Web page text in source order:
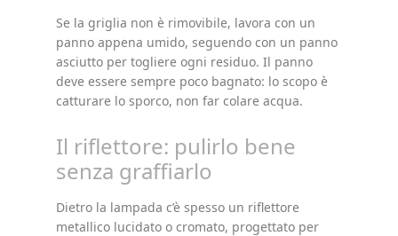
Se la griglia non è rimovibile, lavora con un
panno appena umido, seguendo con un panno
asciutto per togliere ogni residuo. Il panno
deve essere sempre poco bagnato: lo scopo è
catturare lo sporco, non far colare acqua.
Il riflettore: pulirlo bene
senza graffiarlo
Dietro la lampada c’è spesso un riflettore
metallico lucidato o cromato, progettato per